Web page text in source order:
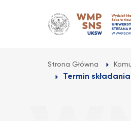
Strona Główna
Termin